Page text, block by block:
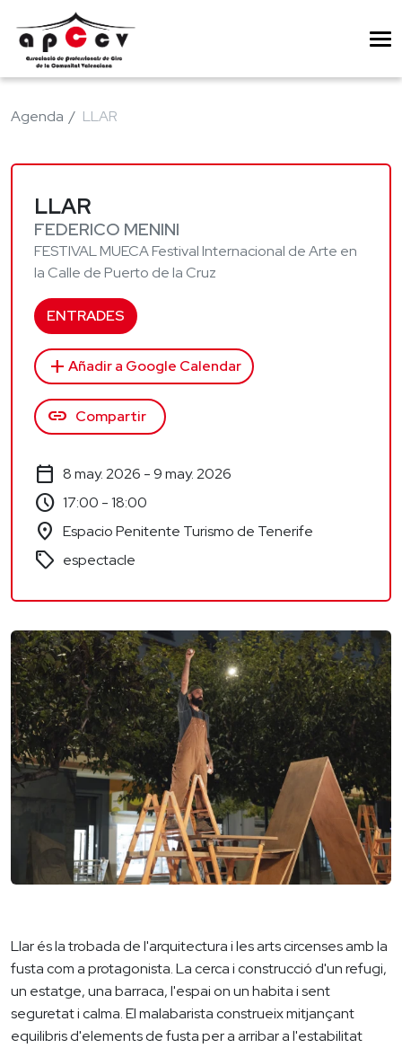
Agenda LLAR
LLAR
FEDERICO MENINI
FESTIVAL MUECA Festival Internacional de Arte en
la Calle de Puerto de la Cruz
ENTRADES
add Añadir a Google Calendar
link Compartir
calendar_today 8 may. 2026 - 9 may. 2026
schedule 17:00 - 18:00
location_on Espacio Penitente Turismo de Tenerife
sell espectacle
Llar és la trobada de l'arquitectura i les arts circenses amb la
fusta com a protagonista. La cerca i construcció d'un refugi,
un estatge, una barraca, l'espai on un habita i sent
seguretat i calma. El malabarista construeix mitjançant
equilibris d'elements de fusta per a arribar a l'estabilitat